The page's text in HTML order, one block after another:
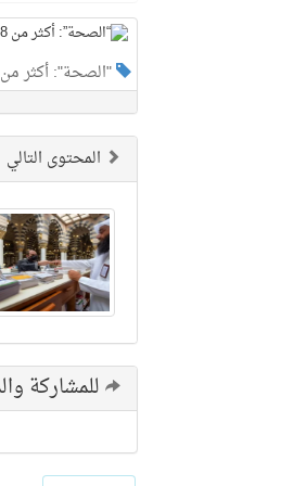
"الصحة": أكثر من 182
المحتوى التالي
للمشاركة